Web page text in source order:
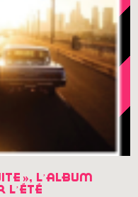
», l’album
l’été